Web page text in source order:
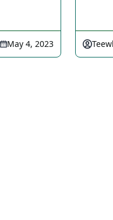
May 4, 2023